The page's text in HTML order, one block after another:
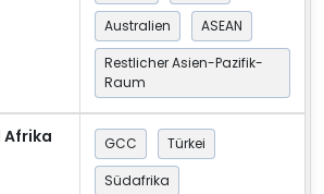
Australien
ASEAN
Restlicher Asien-Pazifik-
Raum
Afrika GCC
Türkei
Südafrika